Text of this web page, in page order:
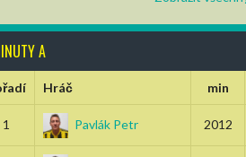
A
Hráč min
1 Pavlák Petr 2012